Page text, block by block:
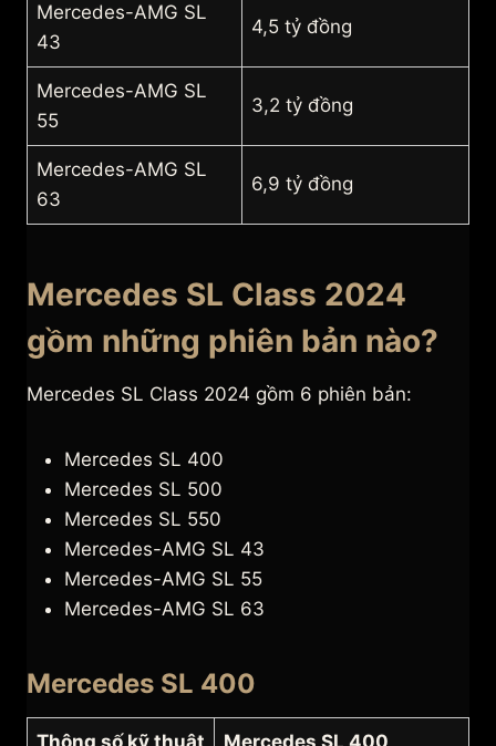
Mercedes-AMG SL
43
4,5 tỷ đồng
Mercedes-AMG SL
55
3,2 tỷ đồng
Mercedes-AMG SL
63
6,9 tỷ đồng
Mercedes SL Class 2024
gồm những phiên bản nào?
Mercedes SL Class 2024 gồm 6 phiên bản:
Mercedes SL 400
Mercedes SL 500
Mercedes SL 550
Mercedes-AMG SL 43
Mercedes-AMG SL 55
Mercedes-AMG SL 63
Mercedes SL 400